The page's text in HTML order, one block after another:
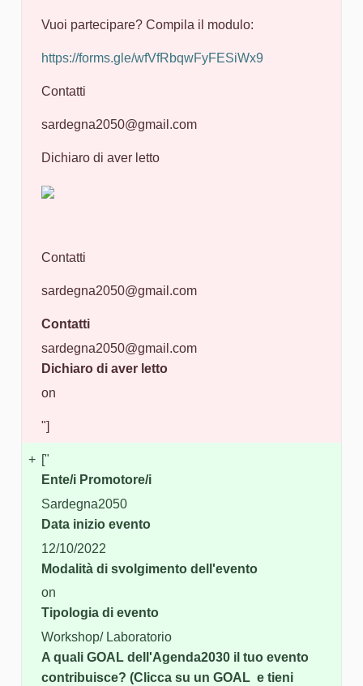
Vuoi partecipare? Compila il modulo:
https://forms.gle/wfVfRbqwFyFESiWx9
Contatti
sardegna2050@gmail.com
Dichiaro di aver letto
Contatti
sardegna2050@gmail.com
Contatti
sardegna2050@gmail.com
Dichiaro di aver letto
on
"]
+ ["
Ente/i Promotore/i
Sardegna2050
Data inizio evento
12/10/2022
Modalità di svolgimento dell'evento
on
Tipologia di evento
Workshop/ Laboratorio
A quali GOAL dell'Agenda2030 il tuo evento
contribuisce? (Clicca su un GOAL e tieni